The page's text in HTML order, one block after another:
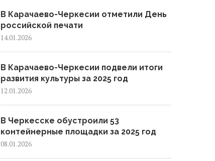
В Карачаево-Черкесии отметили День
российской печати
14.01.2026
В Карачаево-Черкесии подвели итоги
развития культуры за 2025 год
12.01.2026
В Черкесске обустроили 53
контейнерные площадки за 2025 год
08.01.2026